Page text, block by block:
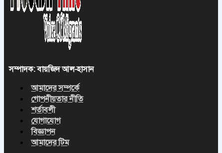
সম্পাদক: বায়জিদ আল-হাসান
আমাদের সম্পর্কে
গোপনীয়তার নীতি
শর্তাবলী
যোগাযোগ
বিজ্ঞাপন
আমাদের টিম